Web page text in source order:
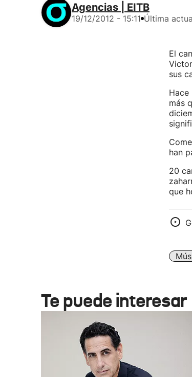
Agencias | EITB
19/12/2012 - 15:11 Última
El
sus
más
han
20
que
Te puede interesar